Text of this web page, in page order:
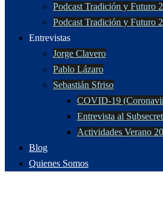
Podcast Tradición y Futuro
Podcast Tradición y Futuro
Entrevistas
Jorge Clavero
Pablo Lázaro
Sebastián Sfriso
COVID-19
Entrevista al
Actividades Verano
Blog
Quienes Somos